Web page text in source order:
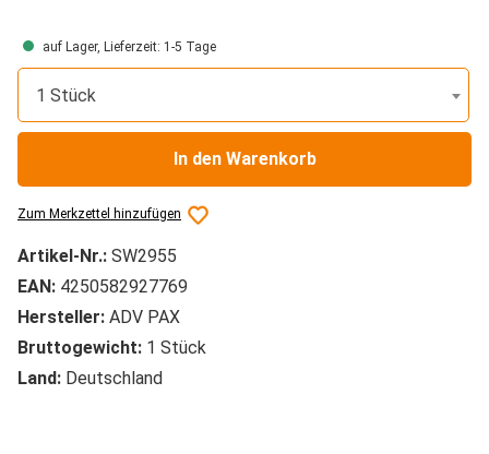
auf Lager, Lieferzeit: 1-5 Tage
1 Stück
In den Warenkorb
Zum Merkzettel hinzufügen
Artikel-Nr.: SW2955
EAN: 4250582927769
Hersteller: ADV PAX
Bruttogewicht: 1 Stück
Land: Deutschland